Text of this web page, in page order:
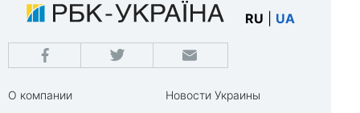
RU UA
О компании
Новости Украины